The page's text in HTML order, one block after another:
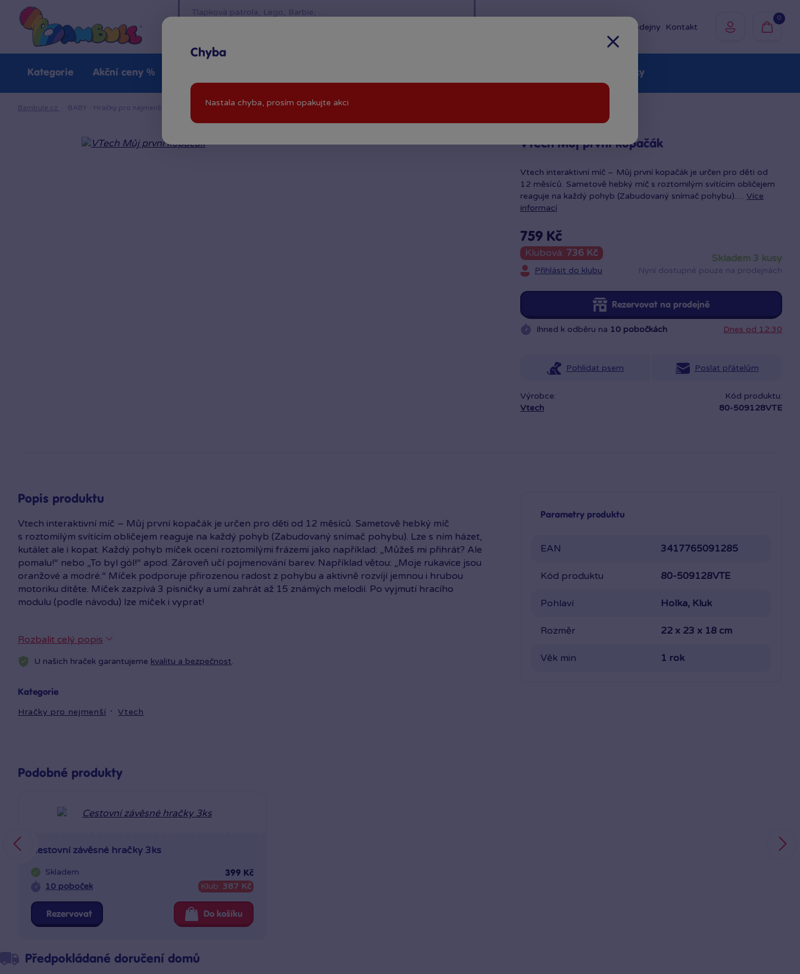
Prodejny Kontakt
0
Kategorie Akční ceny % Značky
Bambule.cz · BABY · Hračky pro nejmenší VTech Můj první kopačák
VTech Můj první kopačák
Vtech interaktivní míč – Můj první kopačák je určen pro děti od
12 měsíců. Sametově hebký míč s roztomilým svítícím obličejem
reaguje na každý pohyb (Zabudovaný snímač pohybu).… Více
informací
759 Kč
Klubová: 736 Kč
Přihlásit do klubu
skladem 3 kusy
Nyní dostupné pouze na prodejnách
Rezervovat na prodejně
Ihned k odběru na 10 pobočkách Dnes od 12:30
Pohlídat psem Poslat přátelům
Výrobce:
Vtech
Kód produktu:
80-509128VTE
Popis produktu
Vtech interaktivní míč – Můj první kopačák je určen pro děti od 12 měsíců. Sametově hebký míč
s roztomilým svítícím obličejem reaguje na každý pohyb (Zabudovaný snímač pohybu). Lze s ním házet,
kutálet ale i kopat. Každý pohyb míček ocení roztomilými frázemi jako například: „Můžeš mi přihrát? Ale
pomalu!“ nebo „To byl gól!“ apod. Zároveň učí pojmenování barev. Například větou: „Moje rukavice jsou
oranžové a modré.“ Míček podporuje přirozenou radost z pohybu a aktivně rozvíjí jemnou i hrubou
motoriku dítěte. Míček zazpívá 3 písničky a umí zahrát až 15 známých melodií. Po vyjmutí hracího
modulu (podle návodu) lze míček i vyprat!
Rozbalit celý popis
U našich hraček garantujeme kvalitu a bezpečnost.
Kategorie
Hračky pro nejmenší Vtech
Parametry produktu
EAN 3417765091285
Kód produktu 80-509128VTE
Pohlaví Holka, Kluk
Rozměr 22 x 23 x 18 cm
Věk min 1 rok
Podobné produkty
Cestovní závěsné hračky 3ks
Skladem
10 poboček
399 Kč
Klub: 387 Kč
Rezervovat Do košíku
Předpokládané doručení domů
Chyba
Nastala chyba, prosím opakujte akci